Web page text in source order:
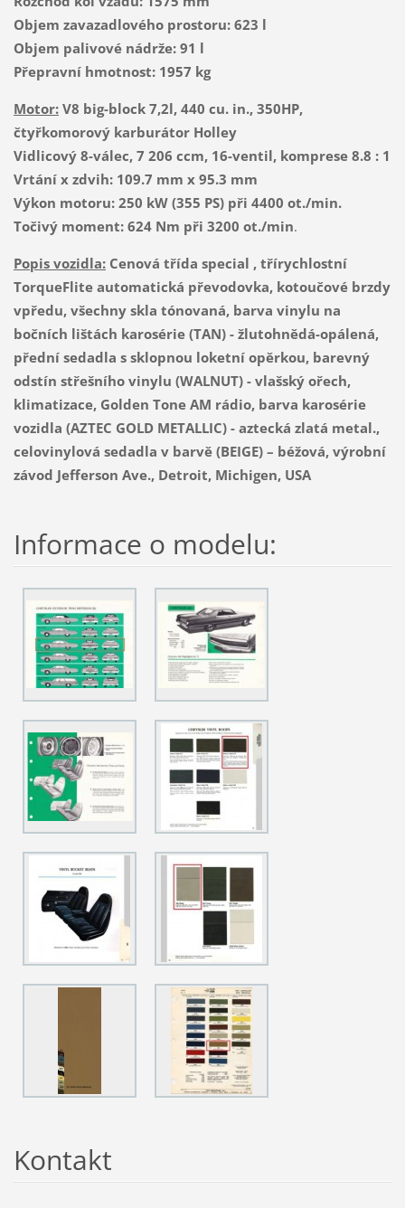
Objem zavazadlového prostoru: 623 l
Objem palivové nádrže: 91 l
Přepravní hmotnost: 1957 kg
Motor:V8 big-block 7,2l, 440 cu. in., 350HP,
čtyřkomorový karburátor Holley
Vidlicový 8-válec, 7 206 ccm, 16-ventil, komprese 8.8 : 1
Vrtání x zdvih: 109.7 mm x 95.3 mm
Výkon motoru: 250 kW (355 PS) při 4400 ot./min.
Točivý moment: 624 Nm při 3200 ot./min.
Popis vozidla:Cenová třída special , třírychlostní
TorqueFlite automatická převodovka, kotoučové brzdy
vpředu, všechny skla tónovaná, barva vinylu na
bočních lištách karosérie (TAN) - žlutohnědá-opálená,
přední sedadla s sklopnou loketní opěrkou, barevný
odstín střešního vinylu (WALNUT) - vlašský ořech,
klimatizace, Golden Tone AM rádio, barva karosérie
vozidla (AZTEC GOLD METALLIC) - aztecká zlatá metal.,
celovinylová sedadla v barvě (BEIGE) – béžová, výrobní
závod Jefferson Ave., Detroit, Michigen, USA
Informace o modelu:
Kontakt